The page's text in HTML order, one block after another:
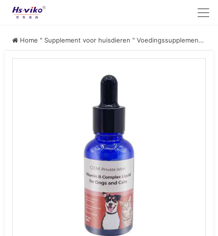
Home " Supplement voor huisdieren " Voedingssupplement voor huisdieren